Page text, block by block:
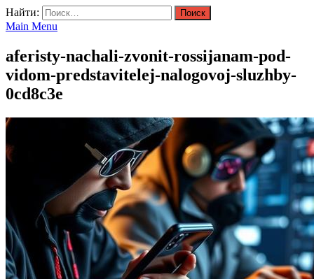
Найти:
Main Menu
aferisty-nachali-zvonit-rossijanam-pod-
vidom-predstavitelej-nalogovoj-sluzhby-
0cd8c3e